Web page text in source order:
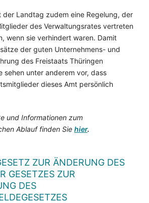
der Landtag zudem eine Regelung, der
des Verwaltungsrates vertreten
wenn sie verhindert waren. Damit
der guten Unternehmens- und
des Freistaats Thüringen
sehen unter anderem vor, dass
dieses Amt persönlich
und Informationen zum
Ablauf finden Sie hier.
ZUR ÄNDERUNG DES
GESETZES ZUR
DES